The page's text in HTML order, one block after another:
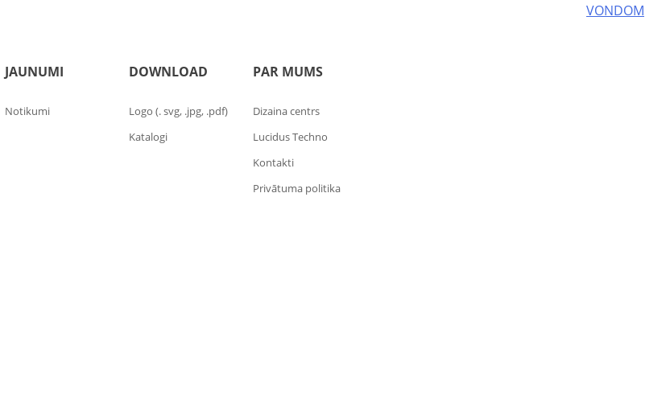
VONDOM
JAUNUMI
Notikumi
DOWNLOAD
Logo (. svg, .jpg, .pdf)
Katalogi
PAR MUMS
Dizaina centrs
Lucidus Techno
Kontakti
Privātuma politika